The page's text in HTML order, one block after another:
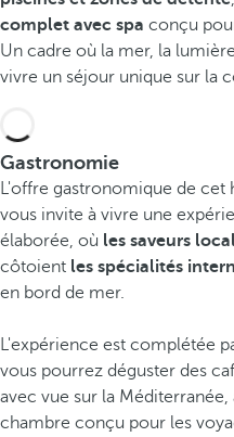
complet avec spa conçu
Un cadre où la mer, la
vivre un séjour unique sur la
Gastronomie
L'offre gastronomique de cet
vous invite à vivre une
élaborée, où les saveurs
côtoient les spécialités
en bord de mer.
L'expérience est complétée
vous pourrez déguster des
avec vue sur la
chambre conçu pour les